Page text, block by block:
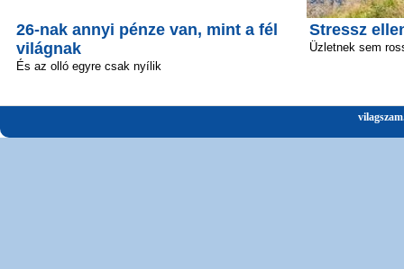
26-nak annyi pénze van, mint a fél
világnak
És az olló egyre csak nyílik
Stressz
Üzletnek sem